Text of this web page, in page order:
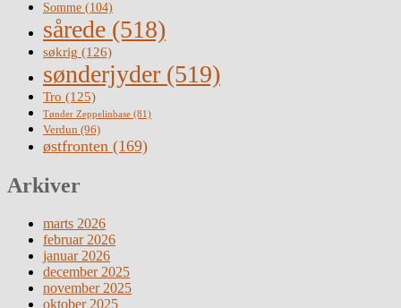
Somme (104)
sårede (518)
søkrig (126)
sønderjyder (519)
Tro (125)
Tønder Zeppelinbase (81)
Verdun (96)
østfronten (169)
Arkiver
marts 2026
februar 2026
januar 2026
december 2025
november 2025
oktober 2025